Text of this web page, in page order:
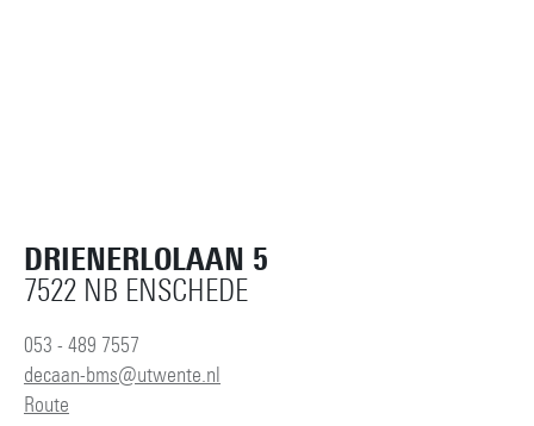
DRIENERLOLAAN 5
7522 NB ENSCHEDE
053 - 489 7557
decaan-bms@utwente.nl
Route